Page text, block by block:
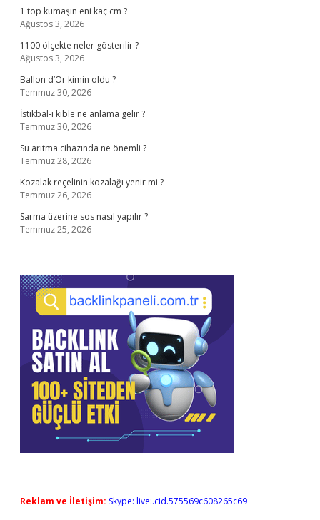
1 top kumaşın eni kaç cm ?
Ağustos 3, 2026
1100 ölçekte neler gösterilir ?
Ağustos 3, 2026
Ballon d’Or kimin oldu ?
Temmuz 30, 2026
İstikbal-i kıble ne anlama gelir ?
Temmuz 30, 2026
Su arıtma cihazında ne önemli ?
Temmuz 28, 2026
Kozalak reçelinin kozalağı yenir mi ?
Temmuz 26, 2026
Sarma üzerine sos nasıl yapılır ?
Temmuz 25, 2026
Reklam ve İletişim: Skype: live:.cid.575569c608265c69